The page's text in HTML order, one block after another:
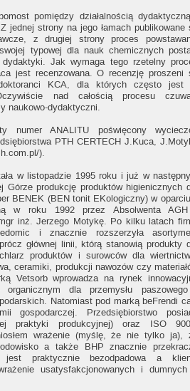
pomiędzy działalnością
jednej strony na jego łamach publikowane
z drugiej strony proces
typowej dla nauk chemicznych
dydaktyki. Jak wymaga tego rzetelny
jest recenzowana. O recenzję proszeni
KCA, dla których często jest
nad całością procesu
naukowo-dydaktyczni.
numer ANALITU poświęcony
PTH CERTECH J.Kuca,
).
w listopadzie 1995 roku i już w
Górze produkcję produktów higienicznych
BENEK (BEN tonit EKologiczny) w
w roku 1992 przez Absolwenta
inż. Jerzego Motykę. Po kilku latach
i znacznie rozszerzyła
głównej linii, którą stanowią produkty
produktów i surowców dla
ceramiki, produkcji nawozów czy
Vetsorb wprowadza na rynek
dla przemysłu
Natomiast pod marką beFrendi
gospodarczej. Przedsiębiorstwo
praktyki produkcyjnej) oraz ISO
wrażenie (myślę, że nie tylko ja),
a także BHP znacznie
jest praktycznie bezodpadowa a
usatysfakcjonowanych i